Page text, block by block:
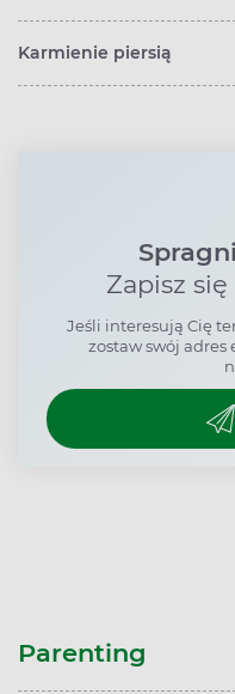
Karmienie piersią
Zapisz
Jeśli interesują Cię
zostaw swój
Parenting